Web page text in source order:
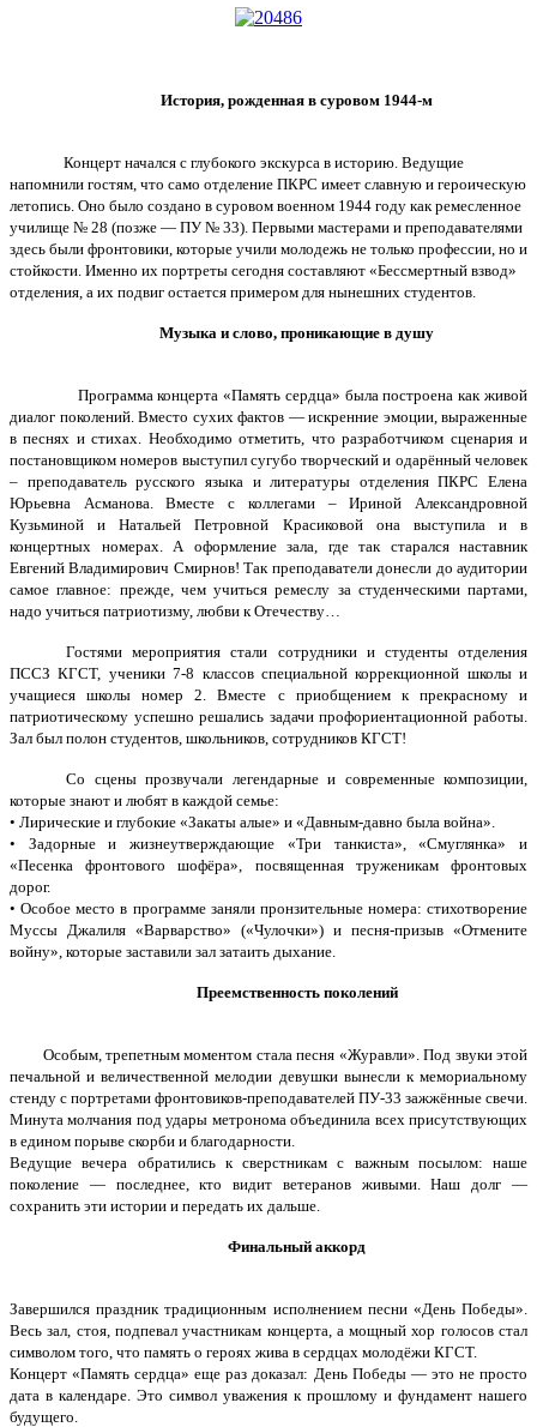
История, рожденная в суровом 1944-м
Концерт начался с глубокого экскурса в историю. Ведущие
напомнили гостям, что само отделение ПКРС имеет славную и героическую
летопись. Оно было создано в суровом военном 1944 году как ремесленное
училище № 28 (позже — ПУ № 33). Первыми мастерами и преподавателями
здесь были фронтовики, которые учили молодежь не только профессии, но и
стойкости. Именно их портреты сегодня составляют «Бессмертный взвод»
отделения, а их подвиг остается примером для нынешних студентов.
Музыка и слово, проникающие в душу
Программа концерта «Память сердца» была построена как живой
диалог поколений. Вместо сухих фактов — искренние эмоции, выраженные
в песнях и стихах. Необходимо отметить, что разработчиком сценария и
постановщиком номеров выступил сугубо творческий и одарённый человек
– преподаватель русского языка и литературы отделения ПКРС Елена
Юрьевна Асманова. Вместе с коллегами – Ириной Александровной
Кузьминой и Натальей Петровной Красиковой она выступила и в
концертных номерах. А оформление зала, где так старался наставник
Евгений Владимирович Смирнов! Так преподаватели донесли до аудитории
самое главное: прежде, чем учиться ремеслу за студенческими партами,
надо учиться патриотизму, любви к Отечеству…
Гостями мероприятия стали сотрудники и студенты отделения
ПССЗ КГСТ, ученики 7-8 классов специальной коррекционной школы и
учащиеся школы номер 2. Вместе с приобщением к прекрасному и
патриотическому успешно решались задачи профориентационной работы.
Зал был полон студентов, школьников, сотрудников КГСТ!
Со сцены прозвучали легендарные и современные композиции,
которые знают и любят в каждой семье:
• Лирические и глубокие «Закаты алые» и «Давным-давно была война».
• Задорные и жизнеутверждающие «Три танкиста», «Смуглянка» и
«Песенка фронтового шофёра», посвященная труженикам фронтовых
дорог.
• Особое место в программе заняли пронзительные номера: стихотворение
Муссы Джалиля «Варварство» («Чулочки») и песня-призыв «Отмените
войну», которые заставили зал затаить дыхание.
Преемственность поколений
Особым, трепетным моментом стала песня «Журавли». Под звуки этой
печальной и величественной мелодии девушки вынесли к мемориальному
стенду с портретами фронтовиков-преподавателей ПУ-33 зажжённые свечи.
Минута молчания под удары метронома объединила всех присутствующих
в едином порыве скорби и благодарности.
Ведущие вечера обратились к сверстникам с важным посылом: наше
поколение — последнее, кто видит ветеранов живыми. Наш долг —
сохранить эти истории и передать их дальше.
Финальный аккорд
Завершился праздник традиционным исполнением песни «День Победы».
Весь зал, стоя, подпевал участникам концерта, а мощный хор голосов стал
символом того, что память о героях жива в сердцах молодёжи КГСТ.
Концерт «Память сердца» еще раз доказал: День Победы — это не просто
дата в календаре. Это символ уважения к прошлому и фундамент нашего
будущего.